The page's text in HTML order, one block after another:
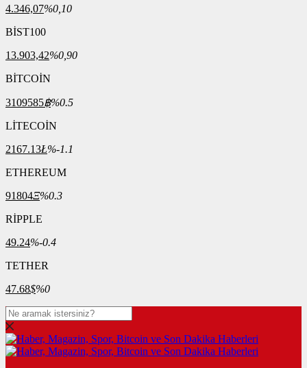
4.346,07%0,10
BİST100
13.903,42%0,90
BİTCOİN
3109585฿%0.5
LİTECOİN
2167.13Ł%-1.1
ETHEREUM
91804Ξ%0.3
RİPPLE
49.24%-0.4
TETHER
47.68$%0